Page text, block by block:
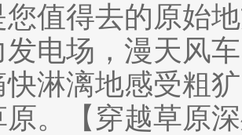
您值得去的原始
发电场，漫天风
快淋漓地感受粗
原。【穿越草原